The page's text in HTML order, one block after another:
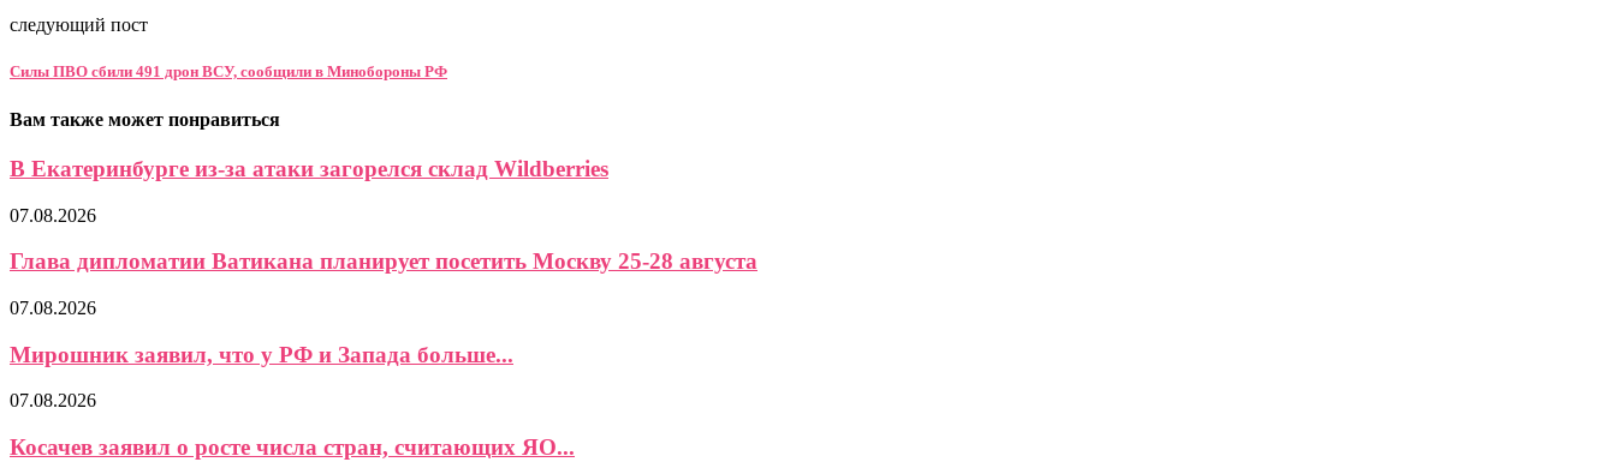
следующий пост
Силы ПВО сбили 491 дрон ВСУ, сообщили в Минобороны РФ
Вам также может понравиться
В Екатеринбурге из-за атаки загорелся склад Wildberries
07.08.2026
Глава дипломатии Ватикана планирует посетить Москву 25-28 августа
07.08.2026
Мирошник заявил, что у РФ и Запада больше...
07.08.2026
Косачев заявил о росте числа стран, считающих ЯО...